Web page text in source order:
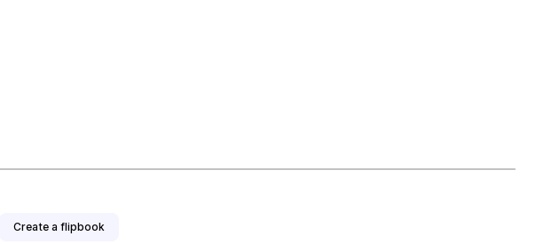
Create a flipbook